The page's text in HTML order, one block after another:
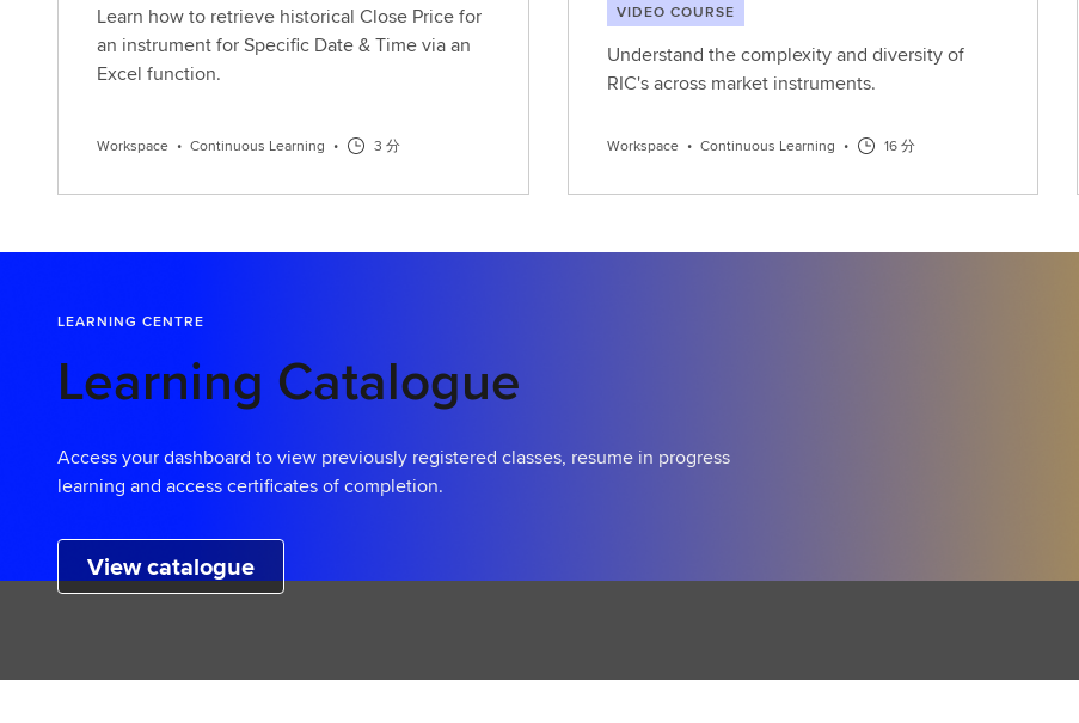
Learn how to retrieve historical Close Price for
an instrument for Specific Date & Time via an
Excel function.
Workspace • Continuous Learning • 3 分
VIDEO COURSE
Understand the complexity and diversity of
RIC's across market instruments.
Workspace • Continuous Learning • 16 分
LEARNING CENTRE
Learning Catalogue
Access your dashboard to view previously registered classes, resume in progress
learning and access certificates of completion.
View catalogue